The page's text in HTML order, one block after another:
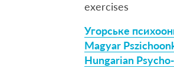
exercises
Угорське
Magyar
Hungarian